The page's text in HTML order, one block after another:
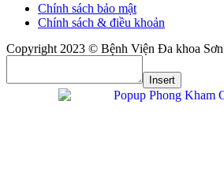
Chính sách bảo mật
Chính sách & điều khoản
Copyright 2023 © Bệnh Viện Đa khoa
Insert